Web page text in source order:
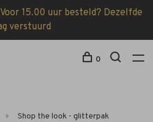
15.00 uur besteld? Dezelfde
verstuurd
0
Shop the look - glitterpak